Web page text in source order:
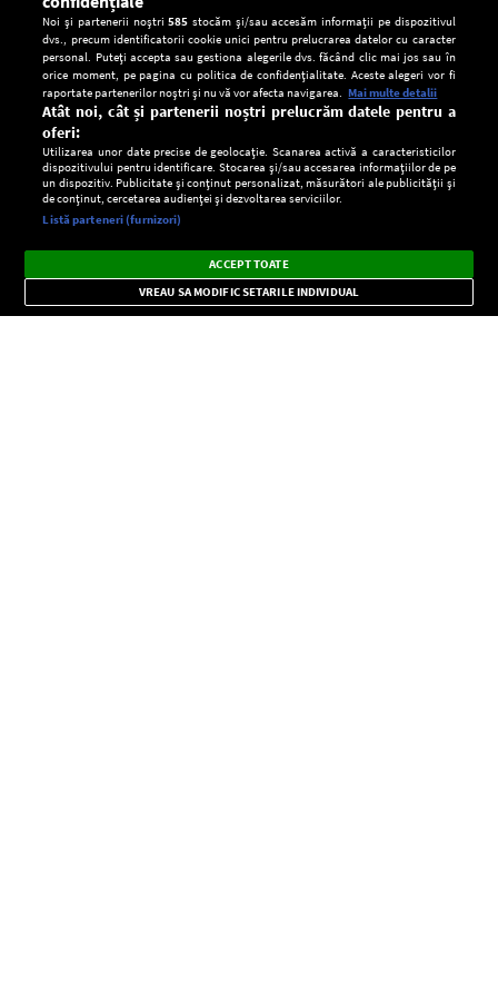
CONFIDENŢIALITATE
Setări:
Dark
Mode
Radio live, podcasturi, știri și alerte
importante.
×
Noi și partenerii noștri585 stocăm și/sau accesăm informații pe dispozitivul
dvs., precum identificatorii cookie unici pentru prelucrarea datelor cu caracter
personal. Puteți accepta sau gestiona alegerile dvs. făcând clic mai jos sau în
orice moment, pe pagina cu politica de confidențialitate. Aceste alegeri vor fi
raportate partenerilor noștri și nu vă vor afecta navigarea. Mai multe detalii
Atât noi, cât și partenerii noștri prelucrăm datele pentru a
oferi:
Utilizarea unor date precise de geolocație. Scanarea activă a caracteristicilor
dispozitivului pentru identificare. Stocarea și/sau accesarea informațiilor de pe
un dispozitiv. Publicitate și conținut personalizat, măsurători ale publicității și
de conținut, cercetarea audienței și dezvoltarea serviciilor.
Listă parteneri (furnizori)
ACCEPT TOATE
VREAU SA MODIFIC SETARILE INDIVIDUAL